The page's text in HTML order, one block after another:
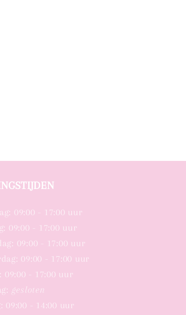
09:00 - 17:00 uur
09:00 - 17:00 uur
09:00 - 17:00 uur
09:00 - 17:00 uur
09:00 - 17:00 uur
gesloten
09:00 - 14:00 uur